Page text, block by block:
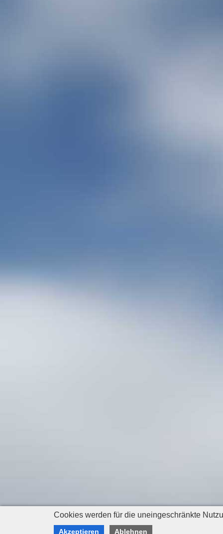
Cookies werden für die uneingeschränkte
Akzeptieren Ablehnen